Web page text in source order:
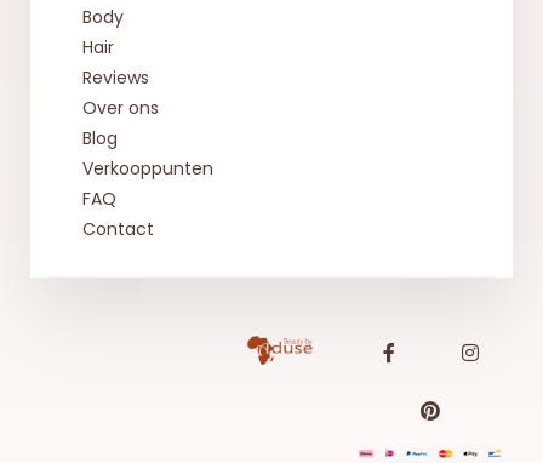
Body
Hair
Reviews
Over ons
Blog
Verkooppunten
FAQ
Contact